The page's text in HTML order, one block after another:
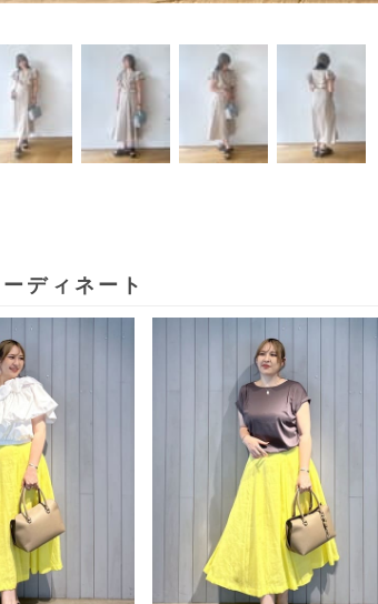
ディネート